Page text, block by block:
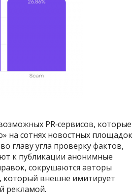
PR‑сервисов, которые
на сотнях новостных площадок
главу угла проверку фактов,
к публикации анонимные
сокрушаются авторы
который внешне имитирует
рекламой.